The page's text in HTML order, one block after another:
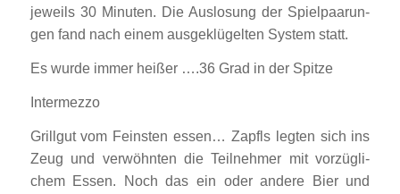
jeweils 30 Minu­ten. Die Aus­lo­sung der Spiel­paa­run­
gen fand nach einem aus­ge­klü­gel­ten Sys­tem statt.
Es wur­de immer hei­ßer ….36 Grad in der Spit­ze
Inter­mez­zo
Grill­gut vom Feins­ten essen… Zapf­ls leg­ten sich ins
Zeug und ver­wöhn­ten die Teil­neh­mer mit vor­züg­li­
chem Essen. Noch das ein oder ande­re Bier und